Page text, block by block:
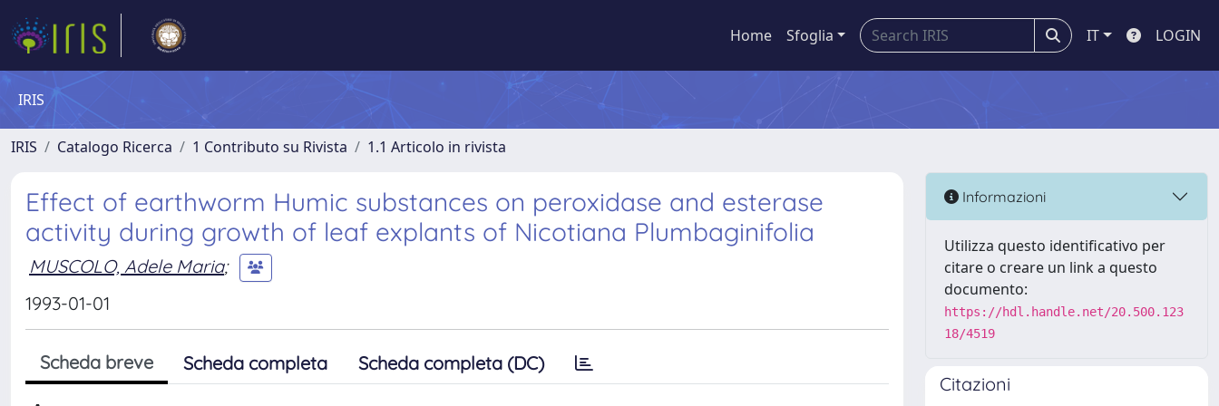
Home Sfoglia IT LOGIN
IRIS
IRIS Catalogo Ricerca 1 Contributo su Rivista 1.1 Articolo in rivista
Effect of earthworm Humic substances on peroxidase and esterase
activity during growth of leaf explants of Nicotiana Plumbaginifolia
MUSCOLO, Adele Maria;
1993-01-01
Scheda breve Scheda completa Scheda completa (DC)
Informazioni
Utilizza questo identificativo per
citare o creare un link a questo
documento:
https://hdl.handle.net/20.500.123
18/4519
Citazioni